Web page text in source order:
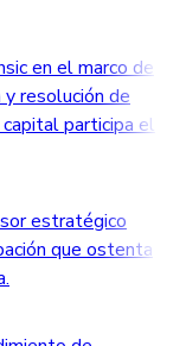
en el marco de
resolución de
participa el
estratégico
que ostenta